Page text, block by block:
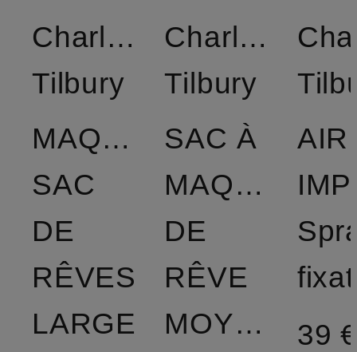
Charlotte
Tilbury
MAQUILLAGE
SAC
DE
RÊVES
LARGE
Charlotte
Tilbury
SAC À
DE
RÊVE
MOYEN
39 €